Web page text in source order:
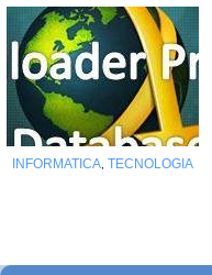
INFORMATICA TECNOLOGIA